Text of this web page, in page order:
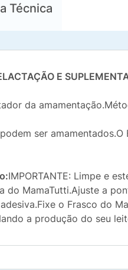
Técnica
E
da
ser
IMPORTANTE: Limpe e
do MamaTutti.Ajuste a
o Frasco do
a produção do seu